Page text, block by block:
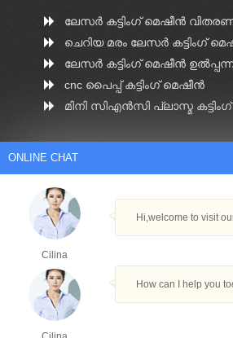
ലേസർ കട്ടിംഗ് മെഷീൻ
ചെറിയ മരം ലേസർ കട്ടിംഗ്
ലേസർ കട്ടിംഗ് മെഷീൻ
cnc പൈപ്പ് കട്ടിംഗ് മെഷീൻ
മിനി സിഎൻ‌സി പ്ലാസ്മ
Arabic
German
Portuguese
Copyright © ACCURL CNC
ONLINE CHAT
Cilina
Hi,welcome to visit
How can I help you